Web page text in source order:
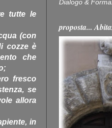
tutte le
(con
cozze è
che
fresco
se
allora
in
Dialogo &
proposta...